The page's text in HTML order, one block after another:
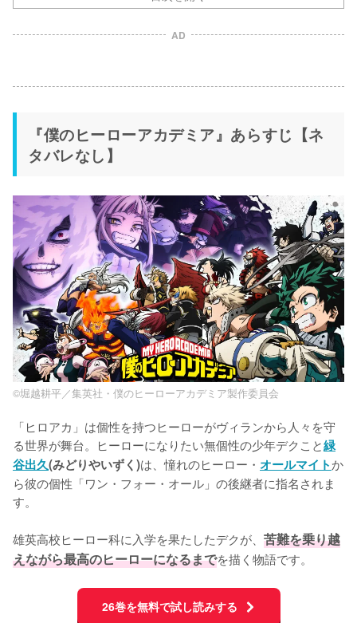
AD
『僕のヒーローアカデミア』あらすじ【ネ
タバレなし】
©堀越耕平／集英社・僕のヒーローアカデミア製作委員会
「ヒロアカ」は個性を持つヒーローがヴィランから人々を守
る世界が舞台。ヒーローになりたい無個性の少年デクこと緑
谷出久(みどりやいずく)は、憧れのヒーロー・ オールマイトか
ら彼の個性「ワン・フォー・オール」の後継者に指名されま
す。
雄英高校ヒーロー科に入学を果たしたデクが、 苦難を乗り越
えながら最高のヒーローになるまでを描く物語です。
26巻を無料で試し読みする